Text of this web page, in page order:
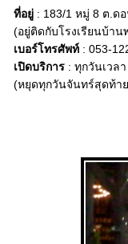
ที่อยู่ : 183/1 หมู่ 8 ต.ด
(อยู่ติดกับโรงเรียนบ้า
เบอร์โทรศัพท์ : 053-
เปิดบริการ : ทุกวันเวล
(หยุดทุกวันจันทร์สุดท้า